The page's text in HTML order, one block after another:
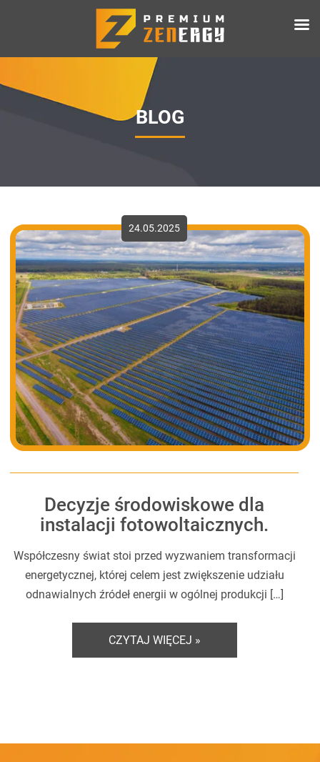
BLOG
24.05.2025
Decyzje środowiskowe dla
instalacji fotowoltaicznych.
Współczesny świat stoi przed wyzwaniem transformacji
energetycznej, której celem jest zwiększenie udziału
odnawialnych źródeł energii w ogólnej produkcji […]
CZYTAJ WIĘCEJ »